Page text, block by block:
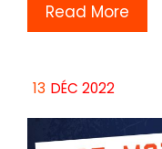
Read More
13 DÉC 2022